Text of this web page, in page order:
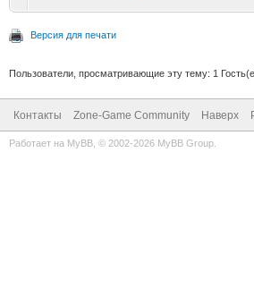
Версия для печати
Пользователи, просматривающие эту тему: 1
Контакты Zone-Game Community Наверх
Работает на MyBB , © 2002-2026 MyBB Group